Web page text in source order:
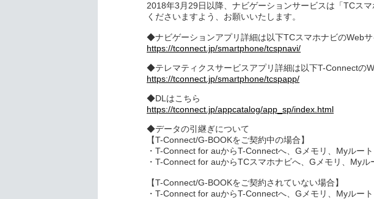
2018年3月29日以降、ナビゲーションサービスは「TCス
くださいますよう、お願いいたします。
◆ナビゲーションアプリ詳細は以下TCスマホナビのWeb
https://tconnect.jp/smartphone/tcspnavi/
◆テレマティクスサービスアプリ詳細は以下T-Connectの
https://tconnect.jp/smartphone/tcspapp/
◆DLはこちら
https://tconnect.jp/appcatalog/app_sp/index.html
◆データの引継ぎについて
【T-Connect/G-BOOKをご契約中の場合】
・T-Connect for auからT-Connectへ、Gメモリ、Myルー
・T-Connect for auからTCスマホナビへ、Gメモリ、Myル
【T-Connect/G-BOOKをご契約されていない場合】
・T-Connect for auからT-Connectへ、Gメモリ、Myルー